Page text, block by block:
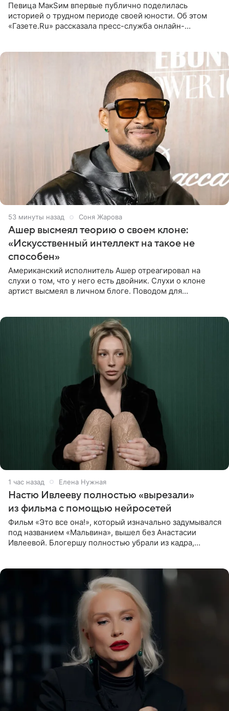
Певица МакSим впервые публично поделилась
историей о трудном периоде своей юности. Об этом
«Газете.Ru» рассказала пресс-служба онлайн-
53 минуты назад Соня Жарова
Ашер высмеял теорию о своем клоне:
«Искусственный интеллект на такое не
способен»
Американский исполнитель Ашер отреагировал на
слухи о том, что у него есть двойник. Слухи о клоне
артист высмеял в личном блоге. Поводом для
1 час назад Елена Нужная
Настю Ивлееву полностью «вырезали»
из фильма с помощью нейросетей
Фильм «Это все она!», который изначально задумывался
под названием «Мальвина», вышел без Анастасии
Ивлеевой. Блогершу полностью убрали из кадра,